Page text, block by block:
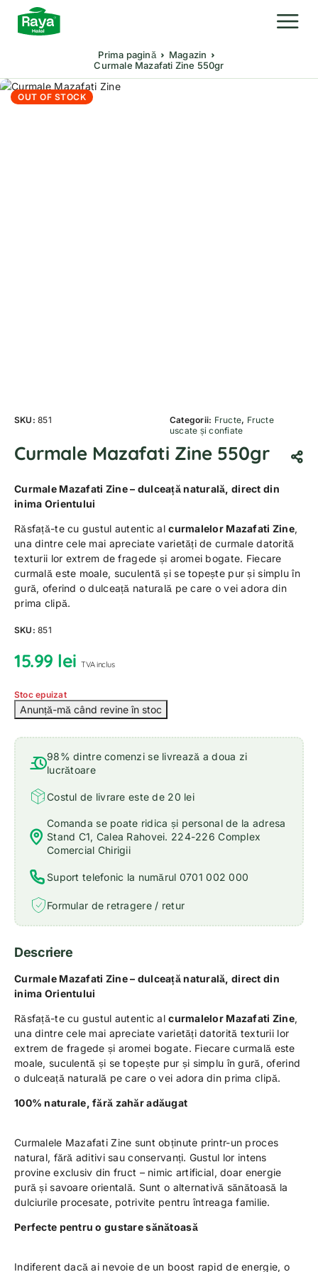
Prima pagină
Magazin
Curmale Mazafati Zine 550gr
OUT OF STOCK
SKU:851 Categorii: Fructe, Fructe
uscate și confiate
Curmale Mazafati Zine 550gr
Curmale Mazafati Zine – dulceață naturală, direct din
inima Orientului
Răsfață-te cu gustul autentic alcurmalelor Mazafati Zine,
una dintre cele mai apreciate varietăți de curmale datorită
texturii lor extrem de fragede și aromei bogate. Fiecare
curmală este moale, suculentă și se topește pur și simplu în
gură, oferind o dulceață naturală pe care o vei adora din
prima clipă.
SKU:851
15.99 lei TVA inclus
Stoc epuizat
98% dintre comenzi se livrează a doua zi
lucrătoare
Costul de livrare este de 20 lei
Comanda se poate ridica și personal de la adresa
Stand C1, Calea Rahovei. 224-226 Complex
Comercial Chirigii
Suport telefonic la numărul 0701 002 000
Formular de retragere / retur
Descriere
Curmale Mazafati Zine – dulceață naturală, direct din
inima Orientului
Răsfață-te cu gustul autentic alcurmalelor Mazafati Zine,
una dintre cele mai apreciate varietăți datorită texturii lor
extrem de fragede și aromei bogate. Fiecare curmală este
moale, suculentă și se topește pur și simplu în gură, oferind
o dulceață naturală pe care o vei adora din prima clipă.
100% naturale, fără zahăr adăugat
Curmalele Mazafati Zine sunt obținute printr-un proces
natural, fără aditivi sau conservanți. Gustul lor intens
provine exclusiv din fruct – nimic artificial, doar energie
pură și savoare orientală. Sunt o alternativă sănătoasă la
dulciurile procesate, potrivite pentru întreaga familie.
Perfecte pentru o gustare sănătoasă
Indiferent dacă ai nevoie de un boost rapid de energie, o